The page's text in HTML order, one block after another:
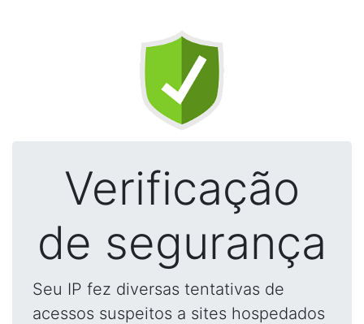
Verificação
de segurança
Seu IP fez diversas tentativas de
acessos suspeitos a sites hospedados